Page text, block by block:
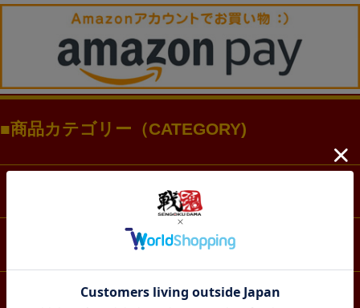
商品カテゴリー（CATEGORY)
アクセサリー・アクスタ
文具・ノート